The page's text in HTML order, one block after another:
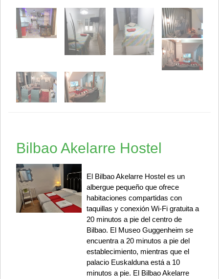
Bilbao Akelarre Hostel
El Bilbao Akelarre Hostel es un
albergue pequeño que ofrece
habitaciones compartidas con
taquillas y conexión Wi-Fi gratuita a
20 minutos a pie del centro de
Bilbao. El Museo Guggenheim se
encuentra a 20 minutos a pie del
establecimiento, mientras que el
palacio Euskalduna está a 10
minutos a pie. El Bilbao Akelarre